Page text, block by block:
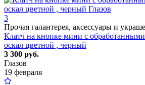
3
Прочая галантерея, аксессуары и
Клатч на кнопке мини с
оскал цветной , черный
3 300 руб.
Глазов
19 февраля